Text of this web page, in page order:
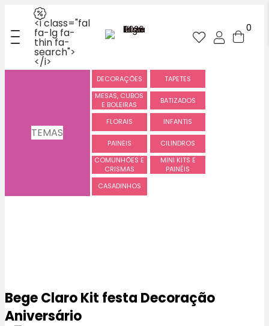
<i class="fal
fa-lg fa-
thin fa-
search">
</i>
0
TEMAS
DECORAÇÕES
TAPETES
MESAS, CUBOS
E BOLEIRAS
BATIZADOS
FLORAIS INFANTIS
PAINEIS
CILINDROS
COMUNHÕES E
CRISMAS
MINI KITS E
PAINÉIS
CASADINHOS
Bege Claro Kit festa Decoração
Aniversário